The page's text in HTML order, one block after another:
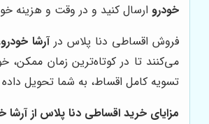
خودرو ارسال کنید و در وقت و هزینه
فروش اقساطی دنا پلاس درآرشا خودرو
می‌کنند تا در کوتاه‌ترین زمان ممکن،
تسویه کامل اقساط، به شما تحویل
مزایای خرید اقساطی دنا پلاس از آرشا